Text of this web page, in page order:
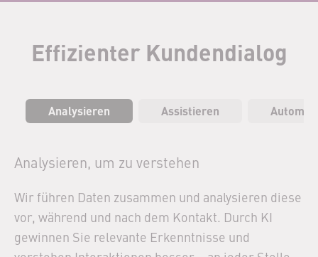
Effizienter Kundendialog
Analysieren Assistieren
Analysieren, um zu verstehen
Wir führen Daten zusammen und analysieren diese
vor, während und nach dem Kontakt. Durch KI
gewinnen Sie relevante Erkenntnisse und